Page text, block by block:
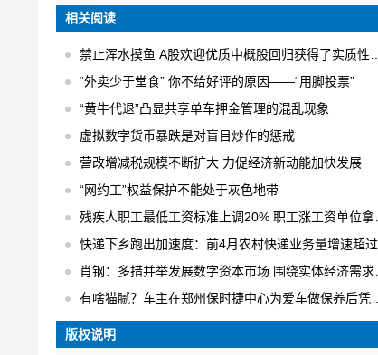
相关阅读
禁止浑水摸鱼 A股欢迎优质中概股回归获得了实质性的进展
“外卖少于堂食” 你不给好评的原因——“用脚投票”
“黄牛代退”凸显共享单车押金管理的混乱现象
虚拟数字货币暴跌是对盲目炒作的惩戒
营改增减税规模不断扩大 力促经济新动能加快发展
“网约工”权益保护不能处于灰色地带
残疾人职工最低工资标准上调20% 职工涨工资单位拿补贴
快递下乡跑出加速度：前4月农村快递业务量增速超过30% 日均快件处理量达1.6亿件
肖钢：多措并举发展数字资本市场 围绕实体经济需求进行数字化创新
有啥猫腻？车主在郑州保时捷中心为爱车做保养后凭空出现大修记录
版权说明